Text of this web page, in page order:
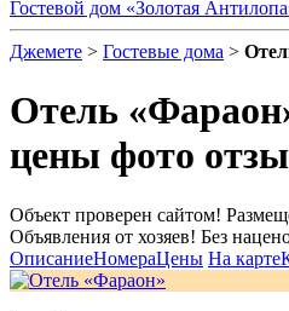
Гостевой дом «Золотая
Джемете > Гостевые дома >
Отель
цены фото
Объект проверен сайтом!
Объявления от хозяев! Без
ОписаниеНомераЦены На карте